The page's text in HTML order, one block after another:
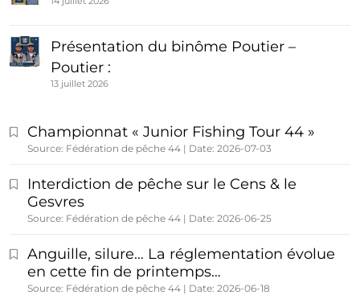
Présentation du binôme Poutier –
Poutier :
13 juillet 2026
Championnat « Junior Fishing Tour 44 »
Source: Fédération de pêche 44 Date: 2026-07-03
Interdiction de pêche sur le Cens & le
Gesvres
Source: Fédération de pêche 44 Date: 2026-06-25
Anguille, silure… La réglementation évolue
en cette fin de printemps…
Source: Fédération de pêche 44 Date: 2026-06-18